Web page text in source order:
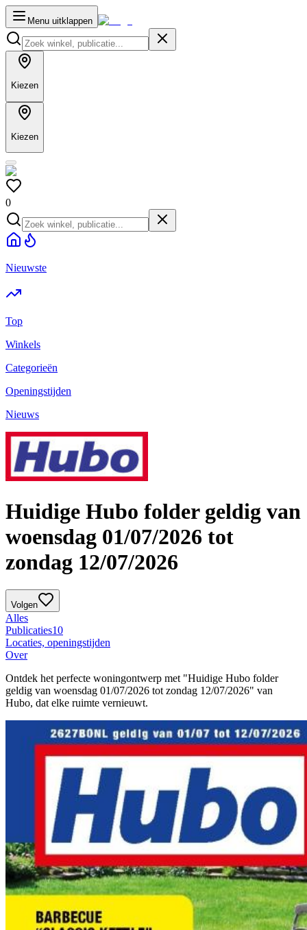
Menu uitklappen
Kiezen
Kiezen
0
Nieuwste
Top
Winkels
Categorieën
Openingstijden
Nieuws
Huidige Hubo folder geldig van
woensdag 01/07/2026 tot
zondag 12/07/2026
Volgen
Alles
Publicaties10
Locaties, openingstijden
Over
Ontdek het perfecte woningontwerp met "Huidige Hubo folder
geldig van woensdag 01/07/2026 tot zondag 12/07/2026" van
Hubo, dat elke ruimte vernieuwt.